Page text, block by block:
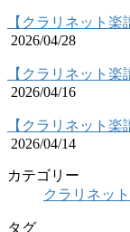
【クラリネット
2026/04/28
【クラリネット
2026/04/16
【クラリネット
2026/04/14
カテゴリー
クラリネッ
タグ